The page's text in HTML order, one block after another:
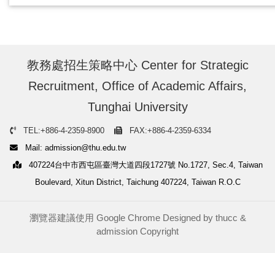
教務處招生策略中心 Center for Strategic
Recruitment, Office of Academic Affairs,
Tunghai University
TEL:+886-4-2359-8900
FAX:+886-4-2359-6334
Mail: admission@thu.edu.tw
407224台中市西屯區臺灣大道四段1727號 No.1727, Sec.4, Taiwan
Boulevard, Xitun District, Taichung 407224, Taiwan R.O.C
瀏覽器建議使用 Google Chrome Designed by thucc &
admission Copyright